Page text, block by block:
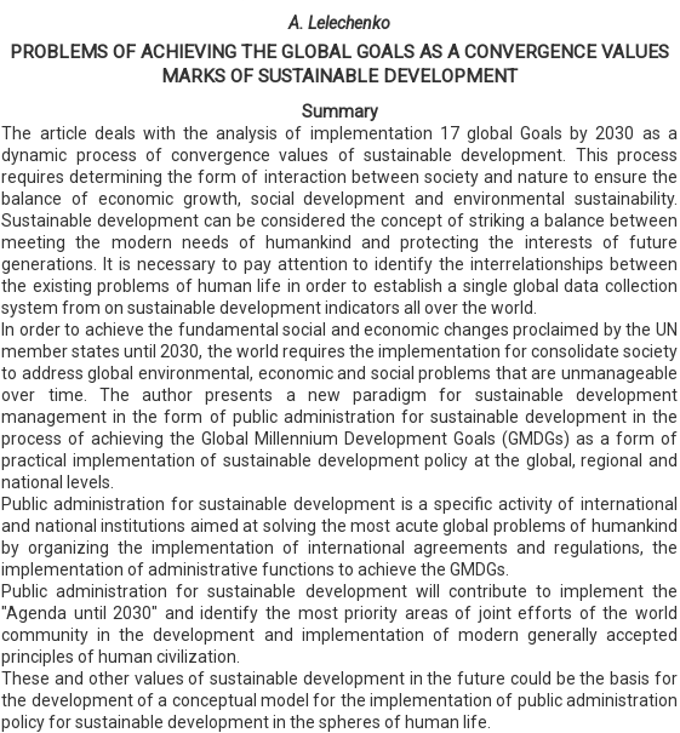
A. Lelechenko
PROBLEMS OF ACHIEVING THE GLOBAL GOALS AS A CONVERGENCE VALUES
MARKS OF SUSTAINABLE DEVELOPMENT
Summary
The article deals with the analysis of implementation 17 global Goals by 2030 as a
dynamic process of convergence values of sustainable development. This process
requires determining the form of interaction between society and nature to ensure the
balance of economic growth, social development and environmental sustainability.
Sustainable development can be considered the concept of striking a balance between
meeting the modern needs of humankind and protecting the interests of future
generations. It is necessary to pay attention to identify the interrelationships between
the existing problems of human life in order to establish a single global data collection
system from on sustainable development indicators all over the world.
In order to achieve the fundamental social and economic changes proclaimed by the UN
member states until 2030, the world requires the implementation for consolidate society
to address global environmental, economic and social problems that are unmanageable
over time. The author presents a new paradigm for sustainable development
management in the form of public administration for sustainable development in the
process of achieving the Global Millennium Development Goals (GMDGs) as a form of
practical implementation of sustainable development policy at the global, regional and
national levels.
Public administration for sustainable development is a specific activity of international
and national institutions aimed at solving the most acute global problems of humankind
by organizing the implementation of international agreements and regulations, the
implementation of administrative functions to achieve the GMDGs.
Public administration for sustainable development will contribute to implement the
"Agenda until 2030" and identify the most priority areas of joint efforts of the world
community in the development and implementation of modern generally accepted
principles of human civilization.
These and other values of sustainable development in the future could be the basis for
the development of a conceptual model for the implementation of public administration
policy for sustainable development in the spheres of human life.